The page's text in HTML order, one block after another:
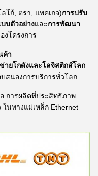
ลโก้, ตรา, แพคเกจ)การปรับ
บตัวอย่างและการพัฒนา
งโครงการ
ค้า
ายโกดังและโลจิสติกส์โลก
สนองการบริการทั่วโลก
การผลิตที่ประสิทธิภาพ
นทางแม่เหล็ก Ethernet